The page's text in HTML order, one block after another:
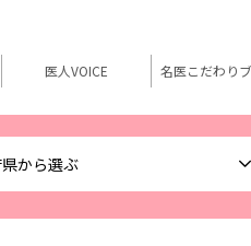
から選ぶ
医人VOICE 名医こだわり